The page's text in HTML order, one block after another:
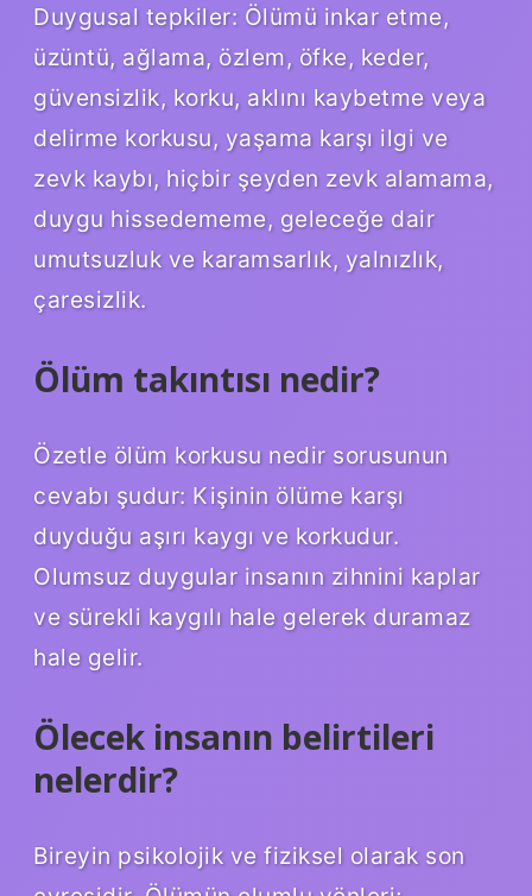
Duygusal tepkiler: Ölümü inkar etme,
üzüntü, ağlama, özlem, öfke, keder,
güvensizlik, korku, aklını kaybetme veya
delirme korkusu, yaşama karşı ilgi ve
zevk kaybı, hiçbir şeyden zevk alamama,
duygu hissedememe, geleceğe dair
umutsuzluk ve karamsarlık, yalnızlık,
çaresizlik.
Ölüm takıntısı nedir?
Özetle ölüm korkusu nedir sorusunun
cevabı şudur: Kişinin ölüme karşı
duyduğu aşırı kaygı ve korkudur.
Olumsuz duygular insanın zihnini kaplar
ve sürekli kaygılı hale gelerek duramaz
hale gelir.
Ölecek insanın belirtileri
nelerdir?
Bireyin psikolojik ve fiziksel olarak son